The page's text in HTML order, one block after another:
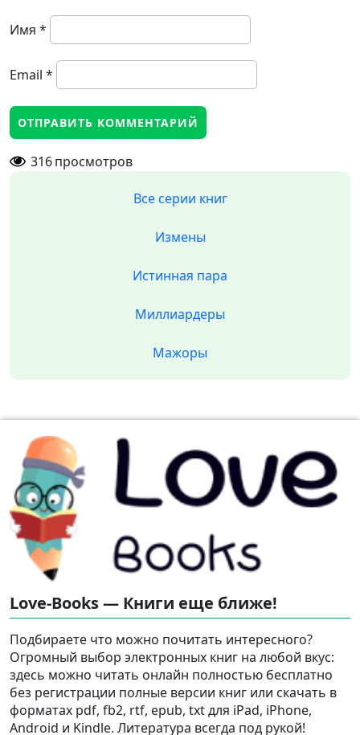
Имя *
Email *
316просмотров
Все серии книг
Измены
Истинная пара
Миллиардеры
Мажоры
Love-Books — Книги еще ближе!
Подбираете что можно почитать интересного?
Огромный выбор электронных книг на любой вкус:
здесь можно читать онлайн полностью бесплатно
без регистрации полные версии книг или скачать в
форматах pdf, fb2, rtf, epub, txt для iPad, iPhone,
Android и Kindle. Литература всегда под рукой!